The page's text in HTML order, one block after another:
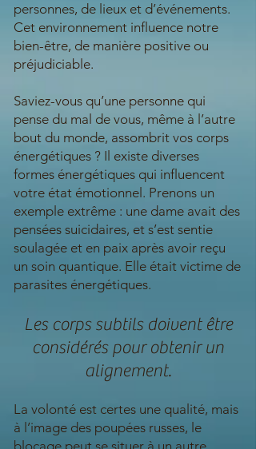
personnes, de lieux et d’événements.
Cet environnement influence notre
bien-être, de manière positive ou
préjudiciable.
Saviez-vous qu’une personne qui
pense du mal de vous, même à l’autre
bout du monde, assombrit vos corps
énergétiques ? Il existe diverses
formes énergétiques qui influencent
votre état émotionnel. Prenons un
exemple extrême : une dame avait des
pensées suicidaires, et s’est sentie
soulagée et en paix après avoir reçu
un soin quantique. Elle était victime de
parasites énergétiques.
Les corps subtils doivent être
considérés pour obtenir un
alignement.
La volonté est certes une qualité, mais
à l’image des poupées russes, le
blocage peut se situer à un autre